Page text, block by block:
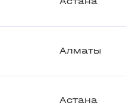
Алматы
Астана